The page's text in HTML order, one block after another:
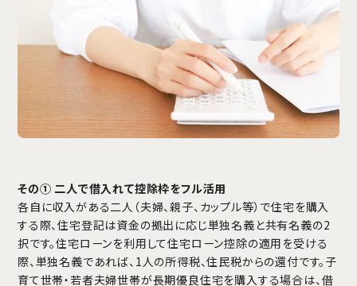
その① 二人で借入れて控除枠をフル活用
各自に収入がある二人（夫婦、親子、カップル等）で住宅を購入
する際、住宅登記は資金の拠出に応じ単独名義と共有名義の2
択です。住宅ローンを利用して住宅ローン控除の適用を受ける
際、単独名義であれば、1人の所得税、住民税からの還付です。子
育て世帯・若者夫婦世帯が長期優良住宅を購入する場合は、借